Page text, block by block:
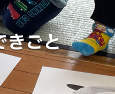
きごと